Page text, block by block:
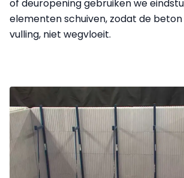
of deuropening gebruiken we
elementen schuiven, zodat de
vulling, niet wegvloeit.